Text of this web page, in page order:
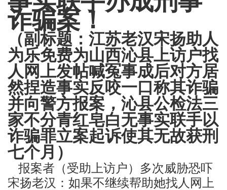
诈骗案！
（副标题：江苏老汉宋扬助人
为乐免费为山西沁县上访户找
人网上发帖喊冤事成后对方居
然捏造事实反咬一口称其诈骗
并向警方报案，沁县公检法三
家不分青红皂白无事实联手以
诈骗罪立案起诉使其无故获刑
七个月）
报案者（受助上访户）多次威胁恐吓
宋扬老汉：如果不继续帮助她找人网上